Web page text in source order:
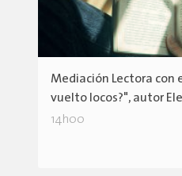
Mediación Lectora con
vuelto locos?", autor
14h00